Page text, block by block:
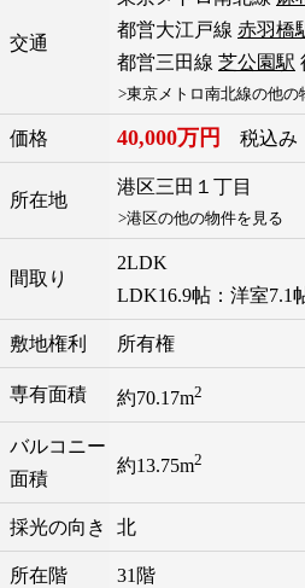
交通
都営大江戸線 赤羽橋
都営三田線 芝公園駅
>東京メトロ南北線の他の
価格 40,000万円 税込み
所在地
港区三田 １丁目
>港区の他の物件を見る
間取り
2LDK
LDK16.9帖：洋室7.1
敷地権利 所有権
専有面積 約70.17m2
バルコニー
面積
約13.75m2
採光の向き 北
所在階 31階